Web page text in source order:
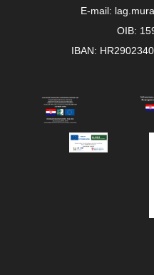
E-mail:
OIB:
IBAN: